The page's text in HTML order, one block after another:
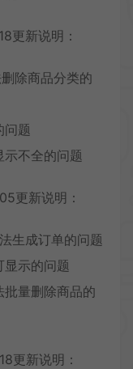
更新说明：
除商品分类的
问题
不全的问题
更新说明：
生成订单的问题
显示的问题
量删除商品的
更新说明：